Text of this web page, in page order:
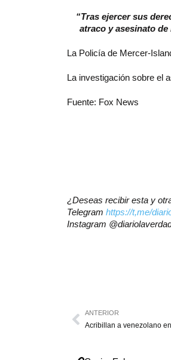
“Tras ejercer sus
atraco y asesinato
La Policía de Mercer-
La investigación sobre el
Fuente: Fox News
¿Deseas recibir esta y
Telegram https://t,me/
Instagram
ANTERIOR